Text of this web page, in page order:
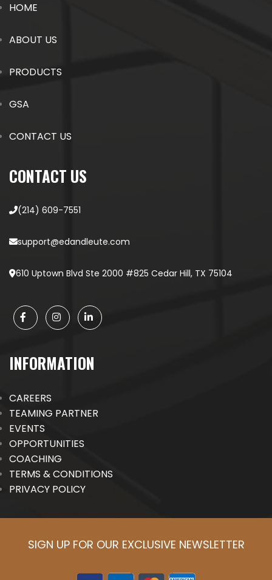
HOME
ABOUT US
PRODUCTS
GSA
CONTACT US
CONTACT US
(214) 609-7551
support@edandleute.com
610 Uptown Blvd Ste 2000 #825 Cedar Hill, TX 75104
INFORMATION
CAREERS
TEAMING PARTNER
EVENTS
OPPORTUNITIES
COACHING
TERMS & CONDITIONS
PRIVACY POLICY
SIGN UP FOR OUR EXCLUSIVE NEWSLETTER